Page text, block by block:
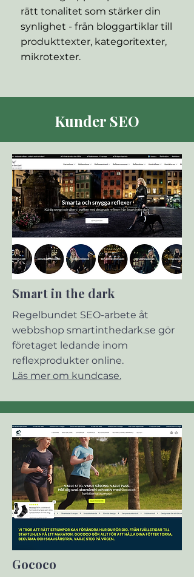
rätt tonalitet som stärker din
synlighet - från bloggartiklar till
produkttexter, kategoritexter,
mikrotexter.
Kunder SEO
Smart in the dark
Regelbundet SEO-arbete åt
webbshop smartinthedark.se gör
företaget ledande inom
reflexprodukter online.
Läs mer om kundcase.
Gococo